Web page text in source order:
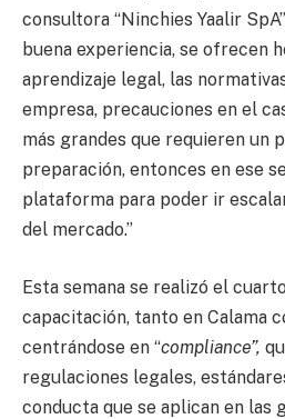
consultora “Ninchies Yaalir
buena experiencia, se ofrecen
aprendizaje legal, las
empresa, precauciones en el
más grandes que requieren un
preparación, entonces en ese
plataforma para poder ir
del mercado.”
Esta semana se realizó el
capacitación, tanto en Calama
centrándose en “compliance”,
regulaciones legales,
conducta que se aplican en las